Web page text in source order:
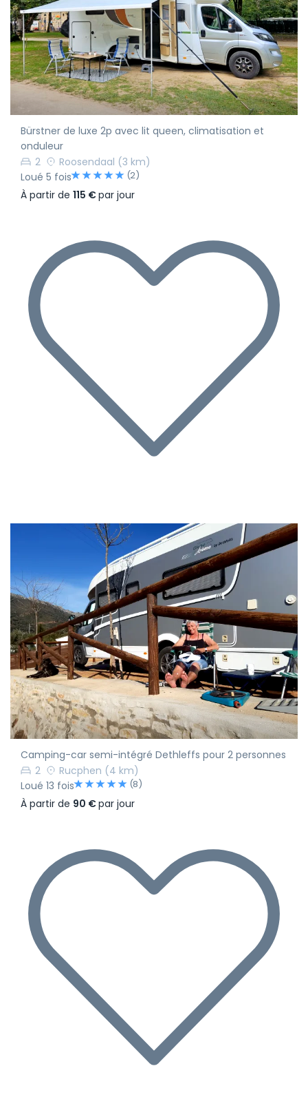
Bürstner de luxe 2p avec lit queen, climatisation et
onduleur
2
Roosendaal (3 km)
Loué 5 fois
(2)
À partir de 115 €par jour
Camping-car semi-intégré Dethleffs pour 2 personnes
2
Rucphen (4 km)
Loué 13 fois
(8)
À partir de 90 €par jour